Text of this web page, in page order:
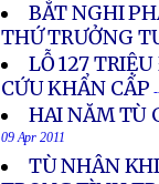
BẮT NGHI
THỨ TRƯỞNG
LỖ 127
CỨU KHẨN CẤP
HAI NĂM TÙ
09 Apr 2011
TÙ NHÂN